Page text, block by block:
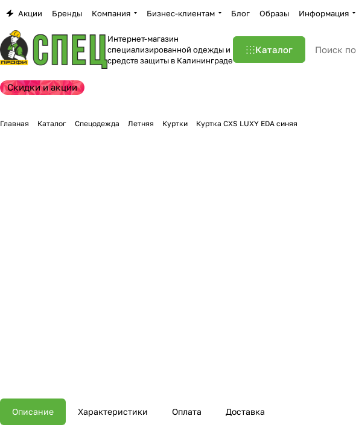
Акции Бренды Компания Бизнес-клиентам Блог Образы Информация
Интернет-магазин
специализированной одежды и
средств защиты в Калининграде
Каталог
Скидки и акции
Главная Каталог Спецодежда Летняя Куртки Куртка CXS LUXY EDA синяя
Описание Характеристики Оплата Доставка